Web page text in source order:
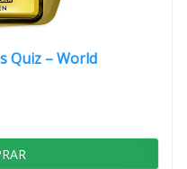
Quiz – World